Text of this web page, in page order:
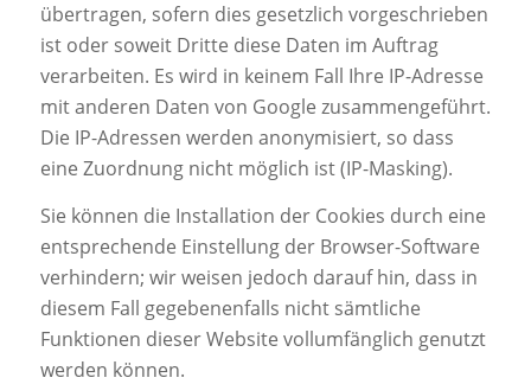
übertragen, sofern dies gesetzlich vorgeschrieben
ist oder soweit Dritte diese Daten im Auftrag
verarbeiten. Es wird in keinem Fall Ihre IP-Adresse
mit anderen Daten von Google zusammengeführt.
Die IP-Adressen werden anonymisiert, so dass
eine Zuordnung nicht möglich ist (IP-Masking).
Sie können die Installation der Cookies durch eine
entsprechende Einstellung der Browser-Software
verhindern; wir weisen jedoch darauf hin, dass in
diesem Fall gegebenenfalls nicht sämtliche
Funktionen dieser Website vollumfänglich genutzt
werden können.